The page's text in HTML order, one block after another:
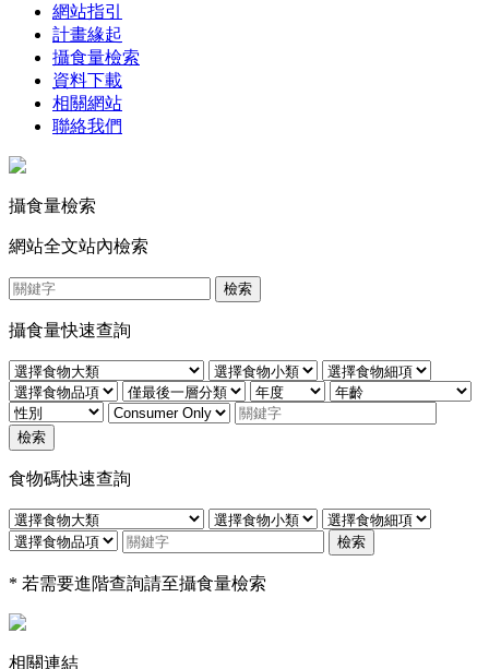
網站指引
計畫緣起
攝食量檢索
資料下載
相關網站
聯絡我們
攝食量檢索
網站全文站內檢索
檢索
攝食量快速查詢
檢索
食物碼快速查詢
檢索
* 若需要進階查詢請至攝食量檢索
相關連結